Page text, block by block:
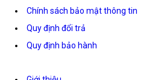
Chính sách bảo mật thông tin
Quy định đổi trả
Quy định bảo hành